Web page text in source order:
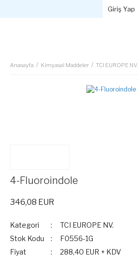
Giriş Yap
Anasayfa Kimyasal Maddeler TCI EUROPE NV.
4-Fluoroindole
346,08 EUR
Kategori
TCI EUROPE NV.
Stok Kodu
F0556-1G
Fiyat
288,40 EUR + KDV